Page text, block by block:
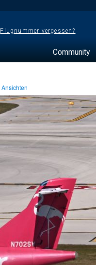
Flugnummer vergessen?
Community
Ansichten